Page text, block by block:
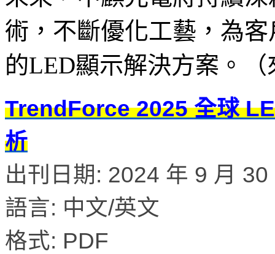
術，不斷優化工藝，為
的LED顯示解決方案。
TrendForce 2025 全球
析
出刊日期: 2024 年 9 月 30
語言: 中文/英文
格式: PDF